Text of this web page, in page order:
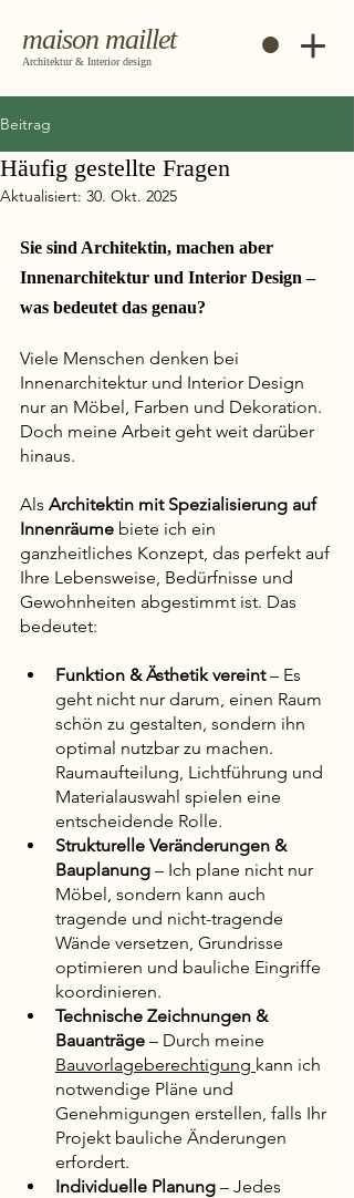
maison maillet
Architektur & Interior design
Beitrag
Häufig gestellte Fragen
Aktualisiert: 30. Okt. 2025
Sie sind Architektin, machen aber
Innenarchitektur und Interior Design –
was bedeutet das genau?
Viele Menschen denken bei
Innenarchitektur und Interior Design
nur an Möbel, Farben und Dekoration.
Doch meine Arbeit geht weit darüber
hinaus.
Als Architektin mit Spezialisierung auf
Innenräume biete ich ein
ganzheitliches Konzept, das perfekt auf
Ihre Lebensweise, Bedürfnisse und
Gewohnheiten abgestimmt ist. Das
bedeutet:
Funktion & Ästhetik vereint – Es
geht nicht nur darum, einen Raum
schön zu gestalten, sondern ihn
optimal nutzbar zu machen.
Raumaufteilung, Lichtführung und
Materialauswahl spielen eine
entscheidende Rolle.
Strukturelle Veränderungen &
Bauplanung – Ich plane nicht nur
Möbel, sondern kann auch
tragende und nicht-tragende
Wände versetzen, Grundrisse
optimieren und bauliche Eingriffe
koordinieren.
Technische Zeichnungen &
Bauanträge – Durch meine
Bauvorlageberechtigung kann ich
notwendige Pläne und
Genehmigungen erstellen, falls Ihr
Projekt bauliche Änderungen
erfordert.
Individuelle Planung – Jedes